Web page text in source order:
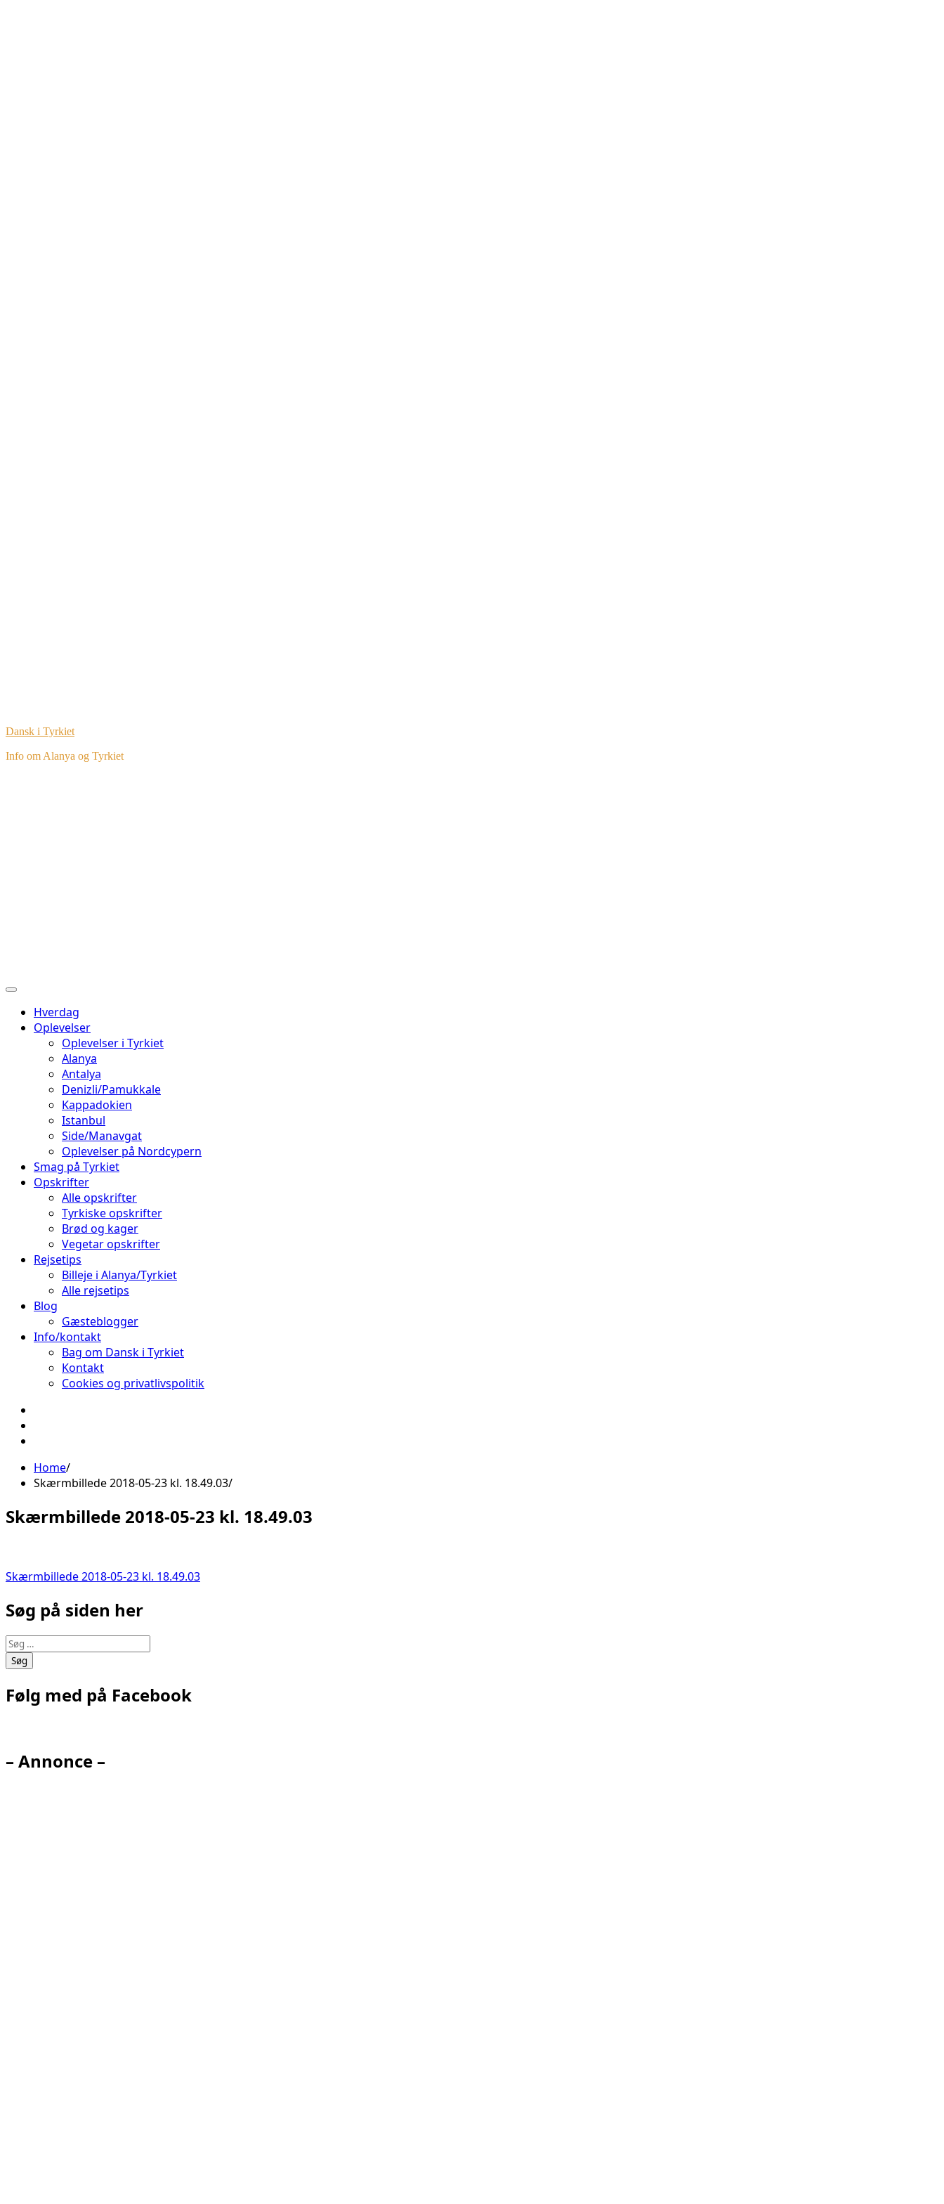
Dansk i Tyrkiet
Info om Alanya og Tyrkiet
Hverdag
Oplevelser
Oplevelser i Tyrkiet
Alanya
Antalya
Denizli/Pamukkale
Kappadokien
Istanbul
Side/Manavgat
Oplevelser på Nordcypern
Smag på Tyrkiet
Opskrifter
Alle opskrifter
Tyrkiske opskrifter
Brød og kager
Vegetar opskrifter
Rejsetips
Billeje i Alanya/Tyrkiet
Alle rejsetips
Blog
Gæsteblogger
Info/kontakt
Bag om Dansk i Tyrkiet
Kontakt
Cookies og privatlivspolitik
Home
Skærmbillede 2018-05-23 kl. 18.49.03
Skærmbillede 2018-05-23 kl. 18.49.03
Indlægsnavigation
Skærmbillede 2018-05-23 kl. 18.49.03
Søg på siden her
Søg
efter:
Følg med på Facebook
– Annonce –